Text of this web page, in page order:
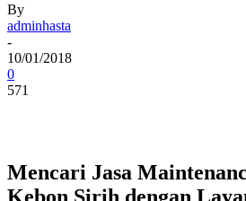
By
adminhasta
-
10/01/2018
0
571
Mencari Jasa